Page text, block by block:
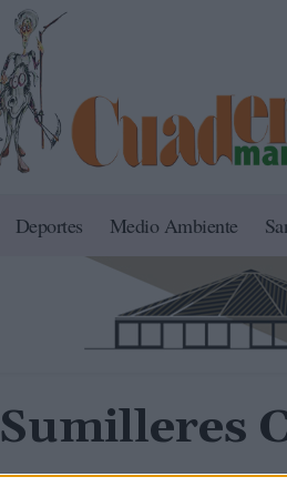
Deportes Medio Ambiente
Sumilleres